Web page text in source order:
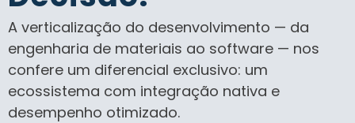
A verticalização do desenvolvimento — da
engenharia de materiais ao software — nos
confere um diferencial exclusivo: um
ecossistema com integração nativa e
desempenho otimizado.